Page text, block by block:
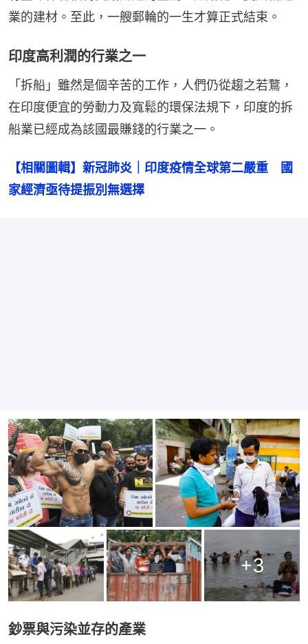
業的建材。至此，一艘郵輪的一生才算正式結束。
印度高利潤的行業之一
「拆船」雖然是個辛苦的工作，人們仍從趨之若鶩，
在印度便宜的勞動力及寬鬆的環保法規下，印度的拆
船業已經成為該國最賺錢的行業之一。
【相關圖輯】新冠肺炎｜印度疫情全球第二嚴重　國
家經濟亟待提振別無選擇
+3
鈔票與污染並存的產業